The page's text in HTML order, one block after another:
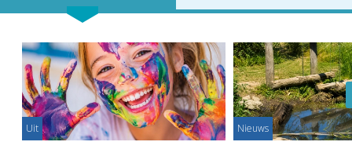
Uit Nieuws